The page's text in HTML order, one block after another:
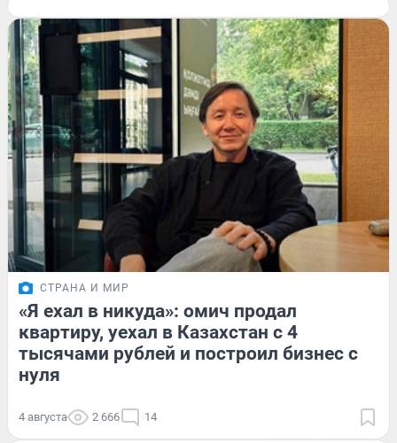
СТРАНА И МИР
«Я ехал в никуда»: омич продал
квартиру, уехал в Казахстан с 4
тысячами рублей и построил бизнес с
нуля
4 августа 2 666 14